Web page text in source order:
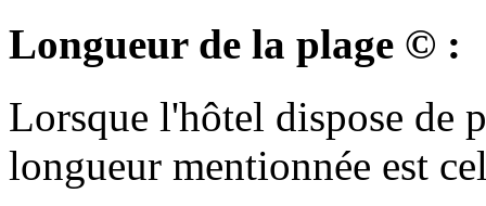
Longueur de la plage © :
Lorsque l'hôtel dispose de
longueur mentionnée est